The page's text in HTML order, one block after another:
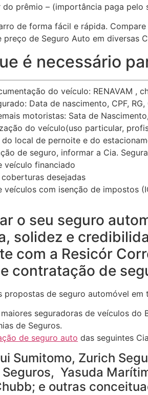
do prêmio – (importância paga
de forma fácil e rápida.
de Seguro Auto em diversas
é necessário
do veículo: RENAVAM ,
Data de nascimento, CPF,
motoristas: Sata de
do veículo(uso particular,
do local de pernoite e do
de seguro, informar a Cia.
veículo financiado
desejadas
veículos com isenção de impostos
o seu seguro
solidez e
com a Resicór
contratação de
propostas de seguro automóvel em
maiores seguradoras de veículos
de Seguros.
de seguro auto das seguintes
Sumitomo, Zurich
Yasuda
e outras